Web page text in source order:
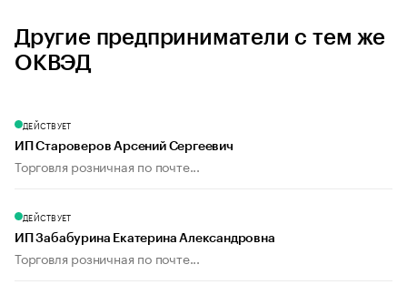
Другие предприниматели с тем же
ОКВЭД
ДЕЙСТВУЕТ
ИП Староверов Арсений Сергеевич
Торговля розничная по почте...
ДЕЙСТВУЕТ
ИП Забабурина Екатерина Александровна
Торговля розничная по почте...